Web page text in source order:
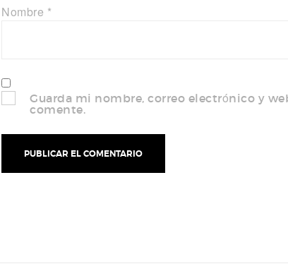
Nombre *
Guarda mi nombre, correo electrónico y
comente.